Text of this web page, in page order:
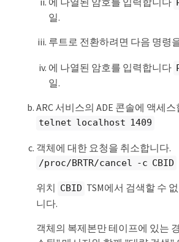
일.
루트로 전환하려면 다음 명령
에 나열된 암호를 입력합니다
일.
ARC 서비스의 ADE 콘솔에 액세
telnet localhost 1409
객체에 대한 요청을 취소합니다.
/proc/BRTR/cancel -c CBID
위치 CBID TSM에서 검색할 수
니다.
객체의 복제본만 테이프에 있는